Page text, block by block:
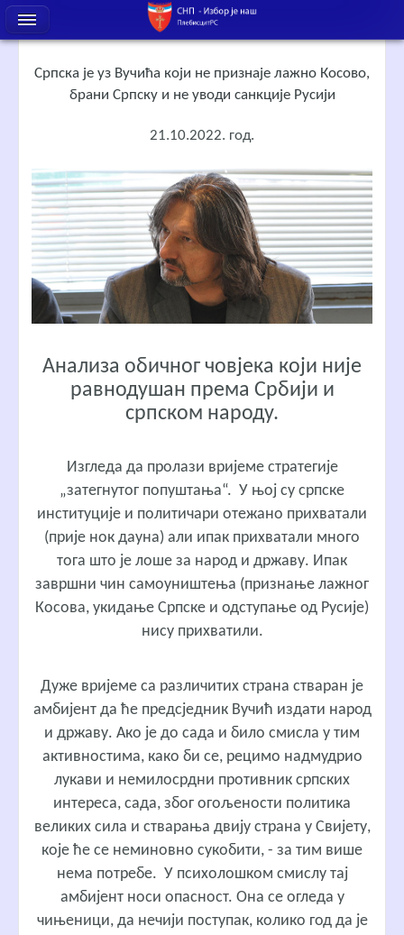
Српска је уз Вучића који не признаје лажно Косово,
брани Српску и не уводи санкције Русији
21.10.2022. год.
Анализа обичног човјека који није
равнодушан према Србији и
српском народу.
Изгледа да пролази вријеме стратегије
„затегнутог попуштања“. У њој су српске
институције и политичари отежано прихватали
(прије нок дауна) али ипак прихватали много
тога што је лоше за народ и државу. Ипак
завршни чин самоуништења (признање лажног
Косова, укидање Српске и одступање од Русије)
нису прихватили.
Дуже вријеме са различитих страна стваран је
амбијент да ће предсједник Вучић издати народ
и државу. Ако је до сада и било смисла у тим
активностима, како би се, рецимо надмудрио
лукави и немилосрдни противник српских
интереса, сада, због огољености политика
великих сила и стварања двију страна у Свијету,
које ће се неминовно сукобити, - за тим више
нема потребе. У психолошком смислу тај
амбијент носи опасност. Она се огледа у
чињеници, да нечији поступак, колико год да је